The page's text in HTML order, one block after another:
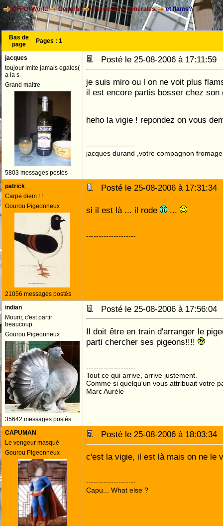
CFPOI World General discussions générales et flams?
Bas de
page
Pages : 1
jacques
toujour imite jamais egales(
a la s
Grand maitre
5803 messages postés
Posté le 25-08-2006 à
je suis miro ou l on ne voit plus
il est encore partis bosser chez son
heho la vigie ! repondez on vous
--------------------
jacques durand ,votre compagnon
patrick
Carpe diem ! !
Gourou Pigeonneux
21056 messages postés
Posté le 25-08-2006 à
si il est là ... il rode ...
--------------------
indian
Mourir, c'est partir
beaucoup.
Gourou Pigeonneux
35642 messages postés
Posté le 25-08-2006 à
Il doit être en train d'arranger le
parti chercher ses pigeons!!!!
--------------------
Tout ce qui arrive, arrive justement.
Comme si quelqu'un vous attribuait votre
Marc Aurèle
CAPUMAN
Le vengeur masqué
Gourou Pigeonneux
Posté le 25-08-2006 à
c'est la vigie, il est là mais on ne le
--------------------
Capu... What else ?